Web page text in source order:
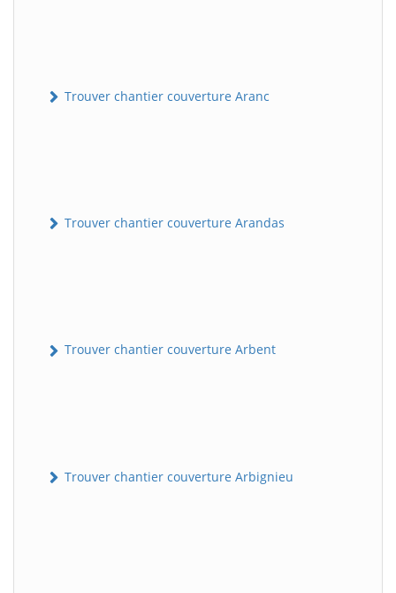
Trouver chantier couverture Aranc
Trouver chantier couverture Arandas
Trouver chantier couverture Arbent
Trouver chantier couverture Arbignieu